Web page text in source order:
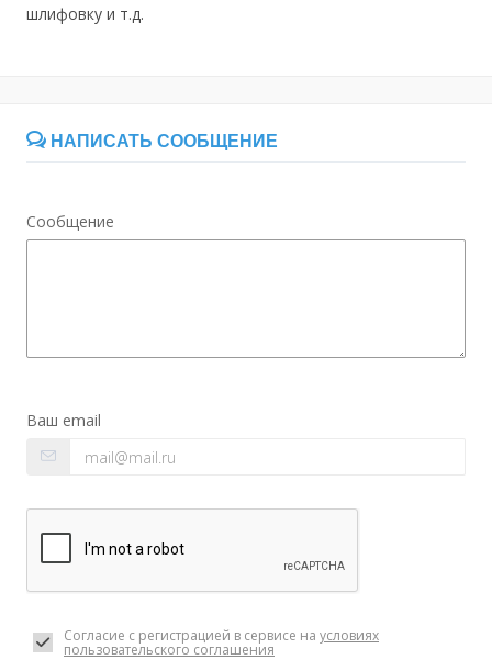
шлифовку и т.д.
НАПИСАТЬ СООБЩЕНИЕ
Сообщение
Ваш email
Согласие с регистрацией в сервисе на условиях
пользовательского соглашения